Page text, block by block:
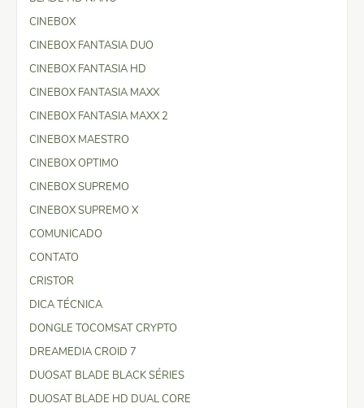
CINEBOX
CINEBOX FANTASIA DUO
CINEBOX FANTASIA HD
CINEBOX FANTASIA MAXX
CINEBOX FANTASIA MAXX 2
CINEBOX MAESTRO
CINEBOX OPTIMO
CINEBOX SUPREMO
CINEBOX SUPREMO X
COMUNICADO
CONTATO
CRISTOR
DICA TÉCNICA
DONGLE TOCOMSAT CRYPTO
DREAMEDIA CROID 7
DUOSAT BLADE BLACK SÉRIES
DUOSAT BLADE HD DUAL CORE